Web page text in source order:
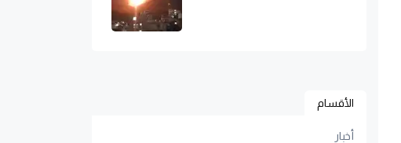
الأقسام
أخبار